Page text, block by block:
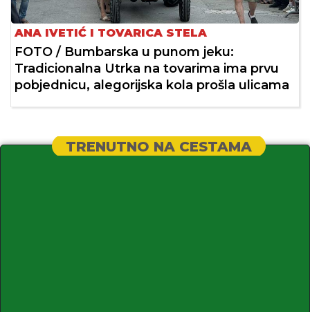
ANA IVETIĆ I TOVARICA STELA
FOTO / Bumbarska u punom jeku:
Tradicionalna Utrka na tovarima ima prvu
pobjednicu, alegorijska kola prošla ulicama
TRENUTNO NA CESTAMA